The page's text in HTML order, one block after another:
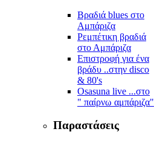
Βραδιά blues στο
Αμπάριζα
Ρεμπέτικη βραδιά
στο Αμπάριζα
Επιστροφή για ένα
βράδυ ..στην disco
& 80's
Osasuna live ...στο
" παίρνω αμπάριζα"
Παραστάσεις